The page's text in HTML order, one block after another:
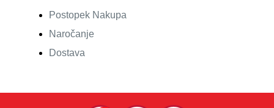
Postopek Nakupa
Naročanje
Dostava